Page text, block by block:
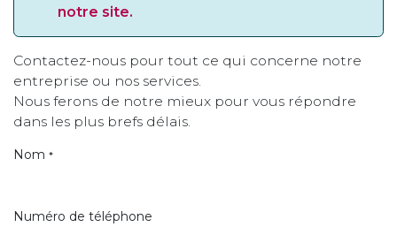
notre site.
Contactez-nous pour tout ce qui concerne notre
entreprise ou nos services.
Nous ferons de notre mieux pour vous répondre
dans les plus brefs délais.
Nom *
Numéro de téléphone